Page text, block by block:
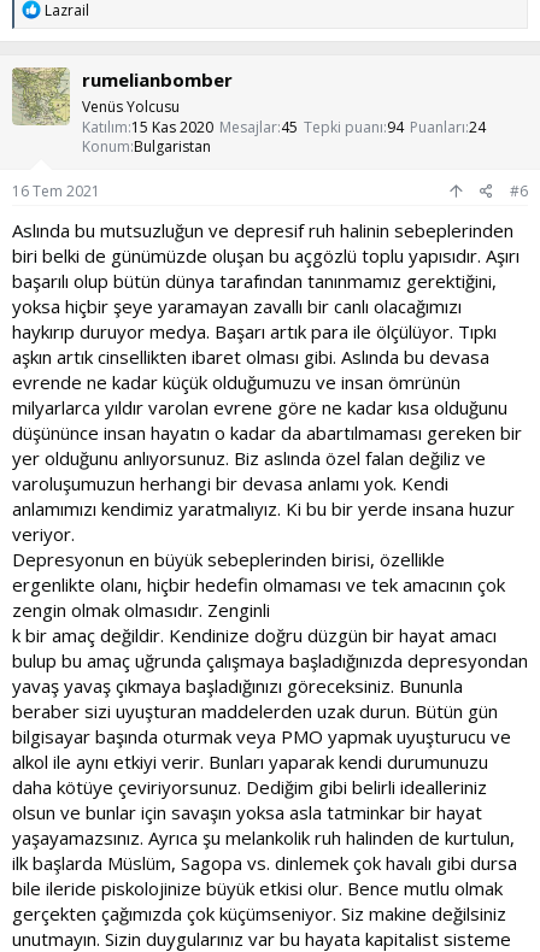
T
p
k
i
l
e
Lazrail
rumelianbomber
Venüs Yolcusu
Katılım 15 Kas 2020 Mesajlar 45 Tepki puanı 94 Puanları 24
Konum Bulgaristan
16 Tem 2021 #6
Aslında bu mutsuzluğun ve depresif ruh halinin sebeplerinden
biri belki de günümüzde oluşan bu açgözlü toplu yapısıdır. Aşırı
başarılı olup bütün dünya tarafından tanınmamız gerektiğini,
yoksa hiçbir şeye yaramayan zavallı bir canlı olacağımızı
haykırıp duruyor medya. Başarı artık para ile ölçülüyor. Tıpkı
aşkın artık cinsellikten ibaret olması gibi. Aslında bu devasa
evrende ne kadar küçük olduğumuzu ve insan ömrünün
milyarlarca yıldır varolan evrene göre ne kadar kısa olduğunu
düşününce insan hayatın o kadar da abartılmaması gereken bir
yer olduğunu anlıyorsunuz. Biz aslında özel falan değiliz ve
varoluşumuzun herhangi bir devasa anlamı yok. Kendi
anlamımızı kendimiz yaratmalıyız. Ki bu bir yerde insana huzur
veriyor.
Depresyonun en büyük sebeplerinden birisi, özellikle
ergenlikte olanı, hiçbir hedefin olmaması ve tek amacının çok
zengin olmak olmasıdır. Zenginli
k bir amaç değildir. Kendinize doğru düzgün bir hayat amacı
bulup bu amaç uğrunda çalışmaya başladığınızda depresyondan
yavaş yavaş çıkmaya başladığınızı göreceksiniz. Bununla
beraber sizi uyuşturan maddelerden uzak durun. Bütün gün
bilgisayar başında oturmak veya PMO yapmak uyuşturucu ve
alkol ile aynı etkiyi verir. Bunları yaparak kendi durumunuzu
daha kötüye çeviriyorsunuz. Dediğim gibi belirli idealleriniz
olsun ve bunlar için savaşın yoksa asla tatminkar bir hayat
yaşayamazsınız. Ayrıca şu melankolik ruh halinden de kurtulun,
ilk başlarda Müslüm, Sagopa vs. dinlemek çok havalı gibi dursa
bile ileride piskolojinize büyük etkisi olur. Bence mutlu olmak
gerçekten çağımızda çok küçümseniyor. Siz makine değilsiniz
unutmayın. Sizin duygularınız var bu hayata kapitalist sisteme